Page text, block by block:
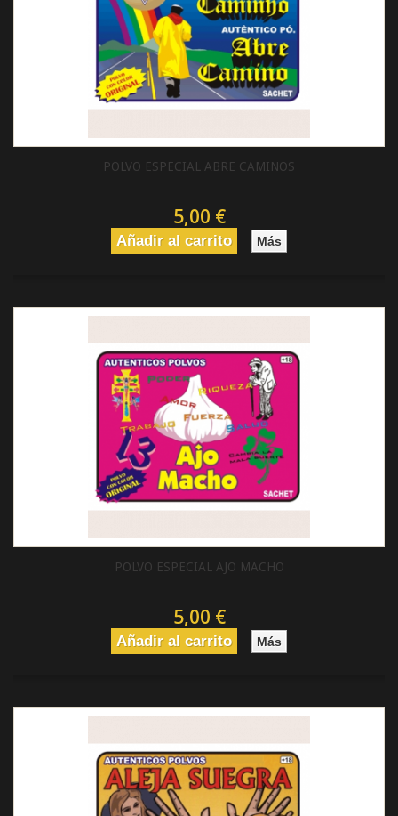
POLVO ESPECIAL ABRE CAMINOS
5,00 €
Añadir al carrito Más
POLVO ESPECIAL AJO MACHO
5,00 €
Añadir al carrito Más